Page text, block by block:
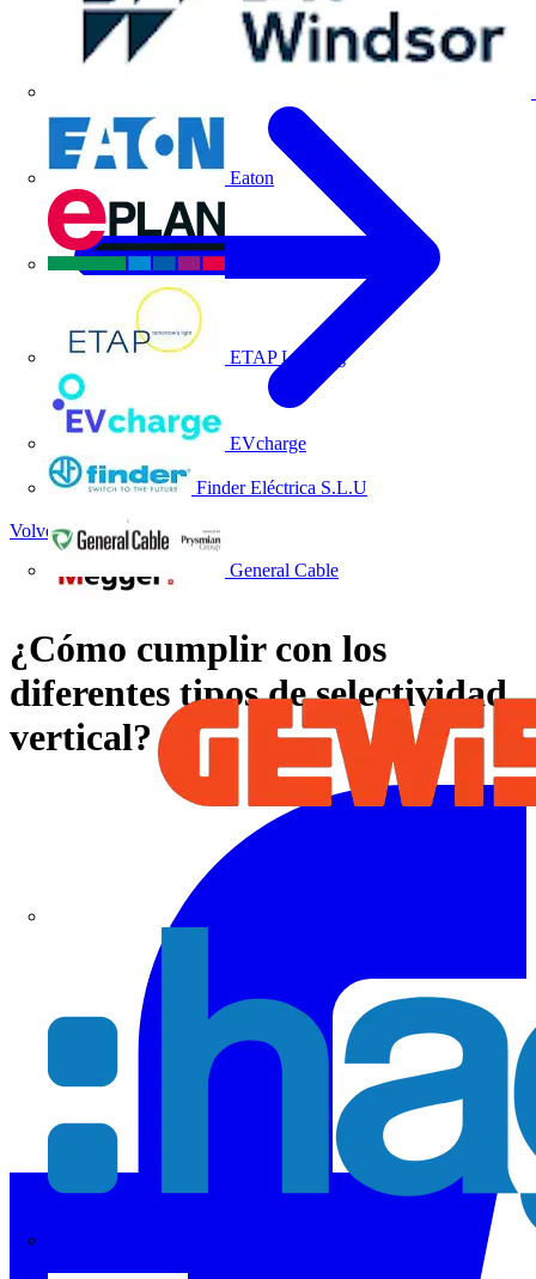
Eaton
ETAP Lighting
EVcharge
Finder Eléctrica S.L.U
General Cable
Volver a Noticias
¿Cómo cumplir con los
diferentes tipos de selectividad
vertical?